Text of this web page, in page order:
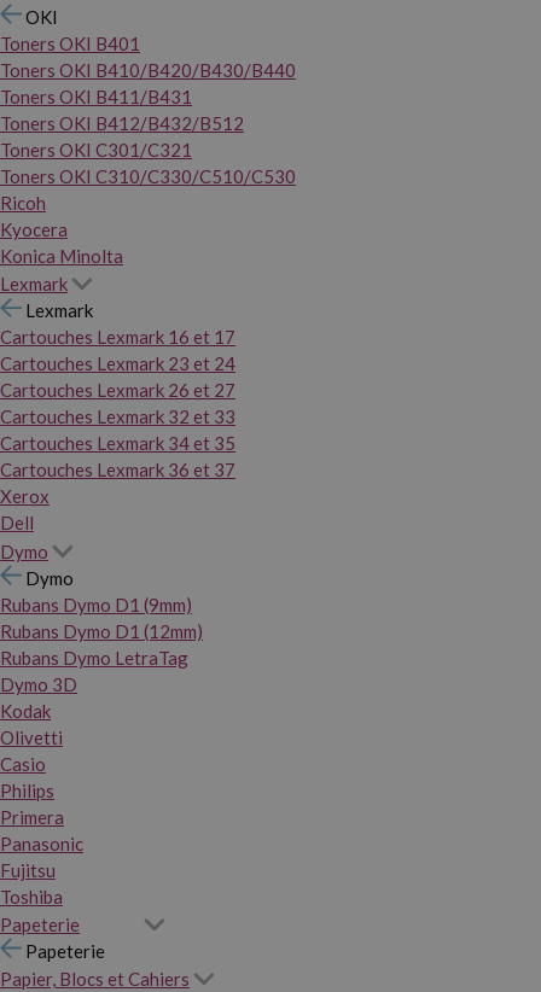
OKI
Toners OKI B401
Toners OKI B410/B420/B430/B440
Toners OKI B411/B431
Toners OKI B412/B432/B512
Toners OKI C301/C321
Toners OKI C310/C330/C510/C530
Ricoh
Kyocera
Konica Minolta
Lexmark
Lexmark
Cartouches Lexmark 16 et 17
Cartouches Lexmark 23 et 24
Cartouches Lexmark 26 et 27
Cartouches Lexmark 32 et 33
Cartouches Lexmark 34 et 35
Cartouches Lexmark 36 et 37
Xerox
Dell
Dymo
Dymo
Rubans Dymo D1 (9mm)
Rubans Dymo D1 (12mm)
Rubans Dymo LetraTag
Dymo 3D
Kodak
Olivetti
Casio
Philips
Primera
Panasonic
Fujitsu
Toshiba
Papeterie
Papeterie
Papier, Blocs et Cahiers